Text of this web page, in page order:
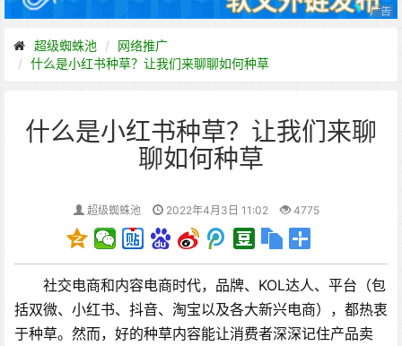
超级蜘蛛池
网络推广
什么是小红书种草？让我们来聊聊如何种草
什么是小红书种草？让我们来聊
聊如何种草
超级蜘蛛池 2022年4月3日 11:02 4775
社交电商和内容电商时代，品牌、KOL达人、平台（包
括双微、小红书、抖音、淘宝以及各大新兴电商），都热衷
于种草。然而，好的种草内容能让消费者深深记住产品卖